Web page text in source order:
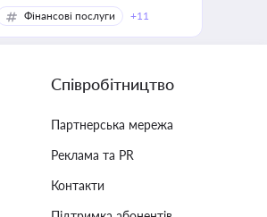
Фінансові послуги +11
Співробітництво
Партнерська мережа
Реклама та PR
Контакти